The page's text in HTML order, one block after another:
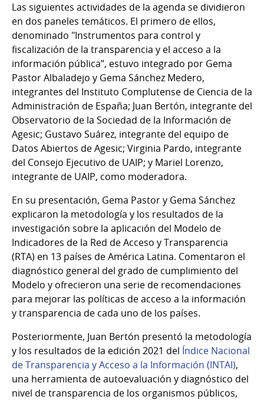
Las siguientes actividades de la agenda se dividieron
en dos paneles temáticos. El primero de ellos,
denominado "Instrumentos para control y
fiscalización de la transparencia y el acceso a la
información pública”, estuvo integrado por Gema
Pastor Albaladejo y Gema Sánchez Medero,
integrantes del Instituto Complutense de Ciencia de la
Administración de España; Juan Bertón, integrante del
Observatorio de la Sociedad de la Información de
Agesic; Gustavo Suárez, integrante del equipo de
Datos Abiertos de Agesic; Virginia Pardo, integrante
del Consejo Ejecutivo de UAIP; y Mariel Lorenzo,
integrante de UAIP, como moderadora.
En su presentación, Gema Pastor y Gema Sánchez
explicaron la metodología y los resultados de la
investigación sobre la aplicación del Modelo de
Indicadores de la Red de Acceso y Transparencia
(RTA) en 13 países de América Latina. Comentaron el
diagnóstico general del grado de cumplimiento del
Modelo y ofrecieron una serie de recomendaciones
para mejorar las políticas de acceso a la información
y transparencia de cada uno de los países.
Posteriormente, Juan Bertón presentó la metodología
y los resultados de la edición 2021 del Índice Nacional
de Transparencia y Acceso a la Información (INTAI),
una herramienta de autoevaluación y diagnóstico del
nivel de transparencia de los organismos públicos,